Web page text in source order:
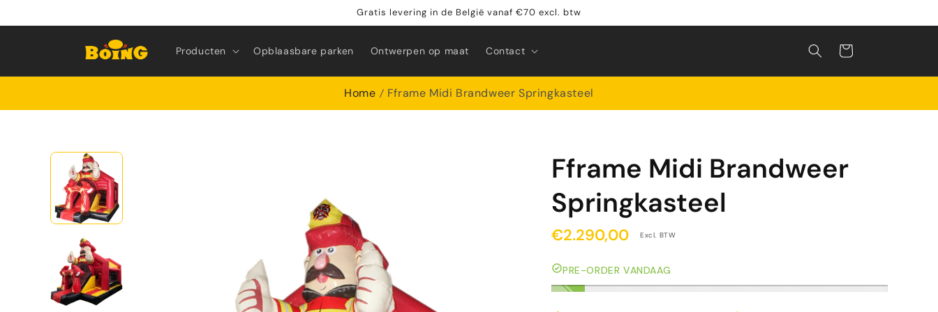
content
Gratis levering in de België vanaf €70 excl. btw
Producten Opblaasbare parken Ontwerpen op maat Contact Winkelwagen
Home Fframe Midi Brandweer Springkasteel
Fframe Midi Brandweer
Springkasteel
€2.290,00 Excl. BTW
PRE-ORDER VANDAAG